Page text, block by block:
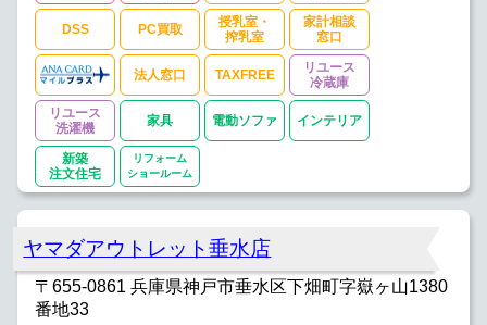
DSS PC買取
授乳室・
搾乳室
家計相談
窓口
法人窓口 TAXFREE
リユース
冷蔵庫
リユース
洗濯機
家具 電動ソファ インテリア
新築
注文住宅
リフォーム
ショールーム
ヤマダアウトレット垂水店
〒655-0861 兵庫県神戸市垂水区下畑町字嶽ヶ山1380
番地33